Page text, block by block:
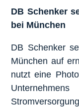
DB Schenker
bei München
DB Schenker
München auf
nutzt eine